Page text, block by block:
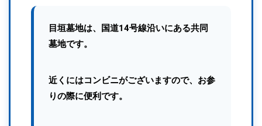
目垣墓地は、国道14号線沿いにある共同
墓地です。
近くにはコンビニがございますので、お参
りの際に便利です。